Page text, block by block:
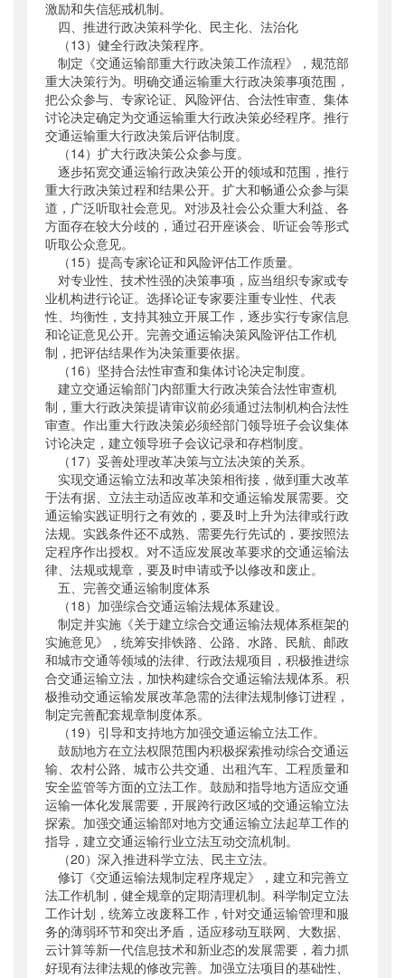
激励和失信惩戒机制。
四、推进行政决策科学化、民主化、法治化
（13）健全行政决策程序。
制定《交通运输部重大行政决策工作流程》，规范部
重大决策行为。明确交通运输重大行政决策事项范围，
把公众参与、专家论证、风险评估、合法性审查、集体
讨论决定确定为交通运输重大行政决策必经程序。推行
交通运输重大行政决策后评估制度。
（14）扩大行政决策公众参与度。
逐步拓宽交通运输行政决策公开的领域和范围，推行
重大行政决策过程和结果公开。扩大和畅通公众参与渠
道，广泛听取社会意见。对涉及社会公众重大利益、各
方面存在较大分歧的，通过召开座谈会、听证会等形式
听取公众意见。
（15）提高专家论证和风险评估工作质量。
对专业性、技术性强的决策事项，应当组织专家或专
业机构进行论证。选择论证专家要注重专业性、代表
性、均衡性，支持其独立开展工作，逐步实行专家信息
和论证意见公开。完善交通运输决策风险评估工作机
制，把评估结果作为决策重要依据。
（16）坚持合法性审查和集体讨论决定制度。
建立交通运输部门内部重大行政决策合法性审查机
制，重大行政决策提请审议前必须通过法制机构合法性
审查。作出重大行政决策必须经部门领导班子会议集体
讨论决定，建立领导班子会议记录和存档制度。
（17）妥善处理改革决策与立法决策的关系。
实现交通运输立法和改革决策相衔接，做到重大改革
于法有据、立法主动适应改革和交通运输发展需要。交
通运输实践证明行之有效的，要及时上升为法律或行政
法规。实践条件还不成熟、需要先行先试的，要按照法
定程序作出授权。对不适应发展改革要求的交通运输法
律、法规或规章，要及时申请或予以修改和废止。
五、完善交通运输制度体系
（18）加强综合交通运输法规体系建设。
制定并实施《关于建立综合交通运输法规体系框架的
实施意见》，统筹安排铁路、公路、水路、民航、邮政
和城市交通等领域的法律、行政法规项目，积极推进综
合交通运输立法，加快构建综合交通运输法规体系。积
极推动交通运输发展改革急需的法律法规制修订进程，
制定完善配套规章制度体系。
（19）引导和支持地方加强交通运输立法工作。
鼓励地方在立法权限范围内积极探索推动综合交通运
输、农村公路、城市公共交通、出租汽车、工程质量和
安全监管等方面的立法工作。鼓励和指导地方适应交通
运输一体化发展需要，开展跨行政区域的交通运输立法
探索。加强交通运输部对地方交通运输立法起草工作的
指导，建立交通运输行业立法互动交流机制。
（20）深入推进科学立法、民主立法。
修订《交通运输法规制定程序规定》，建立和完善立
法工作机制，健全规章的定期清理机制。科学制定立法
工作计划，统筹立改废释工作，针对交通运输管理和服
务的薄弱环节和突出矛盾，适应移动互联网、大数据、
云计算等新一代信息技术和新业态的发展需要，着力抓
好现有法律法规的修改完善。加强立法项目的基础性、